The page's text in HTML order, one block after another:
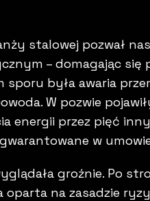
stalowej pozwał
– domagając
sporu była awaria
W pozwie
energii przez pięć
w
groźnie. Po
na zasadzie